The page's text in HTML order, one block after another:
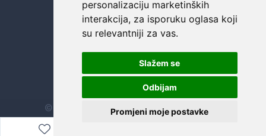
personalizaciju marketinških
interakcija, za isporuku oglasa koji
su relevantniji za vas.
Slažem se
Odbijam
Promjeni moje postavke
© Sva prava zadržana. Dopi grupa d.o.o.